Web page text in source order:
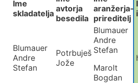
Ime
skladatelja avtorja
besedila
aranžerja-
prireditelj
Blumauer
Andre
Stefan
Potrbuješ
Jože
Blumauer
Andre
Stefan
Marolt
Bogdan